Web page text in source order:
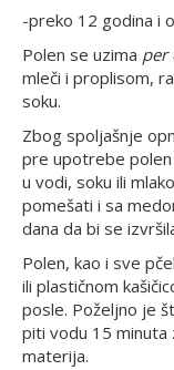
-preko 12 godina i
Polen se uzima per
mleči i proplisom,
soku.
Zbog spoljašnje
pre upotrebe
u vodi, soku ili
pomešati i sa
dana da bi se
Polen, kao i sve
ili plastičnom
posle. Poželjno je
piti vodu 15
materija.